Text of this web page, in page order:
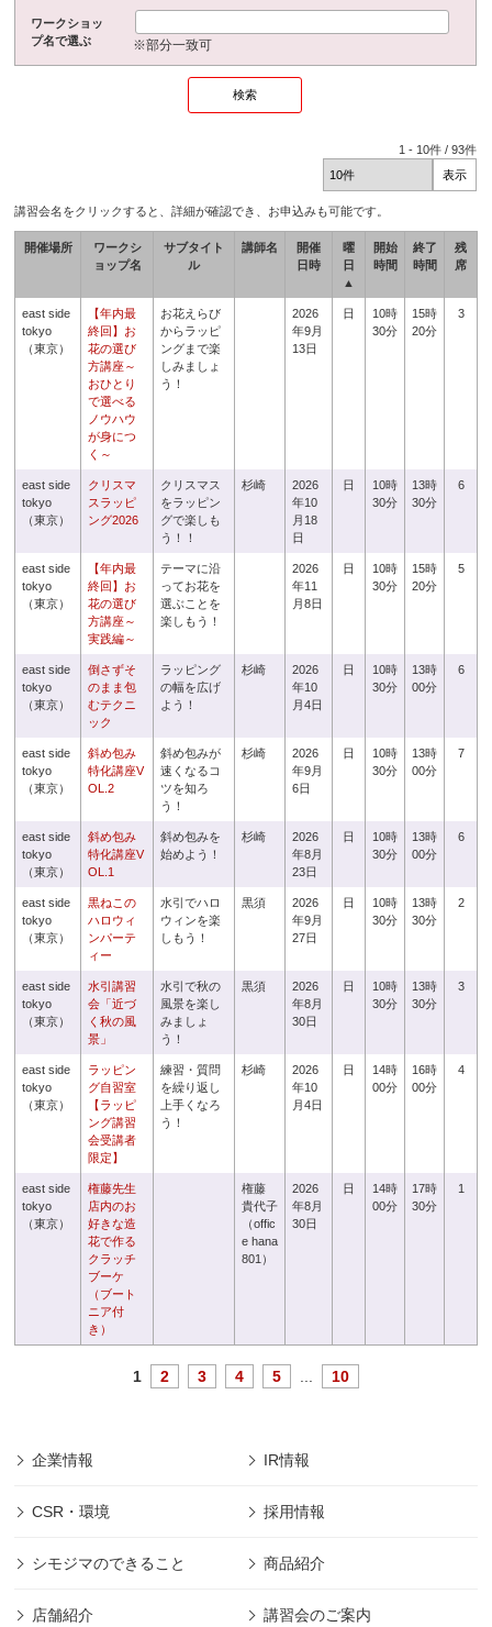
ワークショッ
プ名で選ぶ
※部分一致可
1 - 10件 /93件
講習会名をクリックすると、詳細が確認でき、お申込みも可能です。
開催場所
ワークシ
ョップ名
サブタイト
ル
講師名
開催
日時
曜
日
▲
開始
時間
終了
時間
残
席
east side
tokyo
（東京）
【年内最
終回】お
花の選び
方講座～
おひとり
で選べる
ノウハウ
が身につ
く～
お花えらび
からラッピ
ングまで楽
しみましょ
う！
2026
年9月
13日
日
10時
30分
15時
20分
3
east side
tokyo
（東京）
クリスマ
スラッピ
ング2026
クリスマス
をラッピン
グで楽しも
う！！
杉崎
2026
年10
月18
日
日
10時
30分
13時
30分
6
east side
tokyo
（東京）
【年内最
終回】お
花の選び
方講座～
実践編～
テーマに沿
ってお花を
選ぶことを
楽しもう！
2026
年11
月8日
日
10時
30分
15時
20分
5
east side
tokyo
（東京）
倒さずそ
のまま包
むテクニ
ック
ラッピング
の幅を広げ
よう！
杉崎
2026
年10
月4日
日
10時
30分
13時
00分
6
east side
tokyo
（東京）
斜め包み
特化講座V
OL.2
斜め包みが
速くなるコ
ツを知ろ
う！
杉崎
2026
年9月
6日
日
10時
30分
13時
00分
7
east side
tokyo
（東京）
斜め包み
特化講座V
OL.1
斜め包みを
始めよう！
杉崎
2026
年8月
23日
日
10時
30分
13時
00分
6
east side
tokyo
（東京）
黒ねこの
ハロウィ
ンパーテ
ィー
水引でハロ
ウィンを楽
しもう！
黒須
2026
年9月
27日
日
10時
30分
13時
30分
2
east side
tokyo
（東京）
水引講習
会「近づ
く秋の風
景」
水引で秋の
風景を楽し
みましょ
う！
黒須
2026
年8月
30日
日
10時
30分
13時
30分
3
east side
tokyo
（東京）
ラッピン
グ自習室
【ラッピ
ング講習
会受講者
限定】
練習・質問
を繰り返し
上手くなろ
う！
杉崎
2026
年10
月4日
日
14時
00分
16時
00分
4
east side
tokyo
（東京）
権藤先生
店内のお
好きな造
花で作る
クラッチ
ブーケ
（ブート
ニア付
き）
権藤
貴代子
（offic
e hana
801）
2026
年8月
30日
日
14時
00分
17時
30分
1
1 2 3 4 5 10
企業情報 IR情報
CSR・環境 採用情報
シモジマのできること 商品紹介
店舗紹介 講習会のご案内